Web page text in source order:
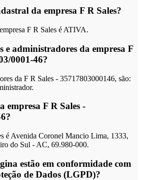
da empresa F R Sales?
F R Sales é ATIVA.
e administradores da empresa F
0001-46?
da F R Sales - 35717803000146, são:
empresa F R Sales -
é Avenida Coronel Mancio Lima, 1333,
do Sul - AC, 69.980-000.
estão em conformidade com
de Dados (LGPD)?